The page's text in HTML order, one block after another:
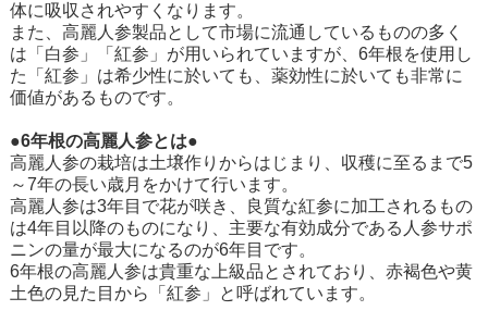
体に吸収されやすくなります。
また、高麗人参製品として市場に流通しているものの多く
は「白参」「紅参」が用いられていますが、6年根を使用し
た「紅参」は希少性に於いても、薬効性に於いても非常に
価値があるものです。
●6年根の高麗人参とは●
高麗人参の栽培は土壌作りからはじまり、収穫に至るまで5
～7年の長い歳月をかけて行います。
高麗人参は3年目で花が咲き、良質な紅参に加工されるもの
は4年目以降のものになり、主要な有効成分である人参サポ
ニンの量が最大になるのが6年目です。
6年根の高麗人参は貴重な上級品とされており、赤褐色や黄
土色の見た目から「紅参」と呼ばれています。